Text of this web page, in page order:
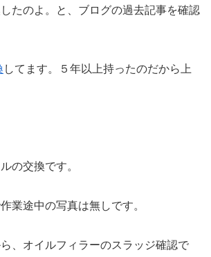
たのよ。と、ブログの過去記事を確認
してます。５年以上持ったのだから上
の交換です。
業途中の写真は無しです。
、オイルフィラーのスラッジ確認で